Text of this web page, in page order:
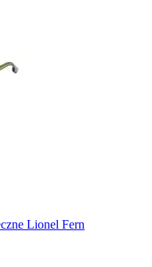
Lionel Fern